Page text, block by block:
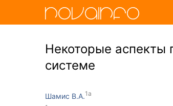
Некоторые аспекты
системе
Шамис В.А.